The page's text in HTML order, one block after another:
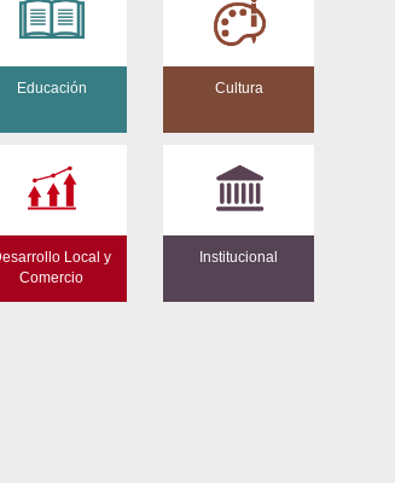
Educación Cultura
Local y
Comercio
Institucional